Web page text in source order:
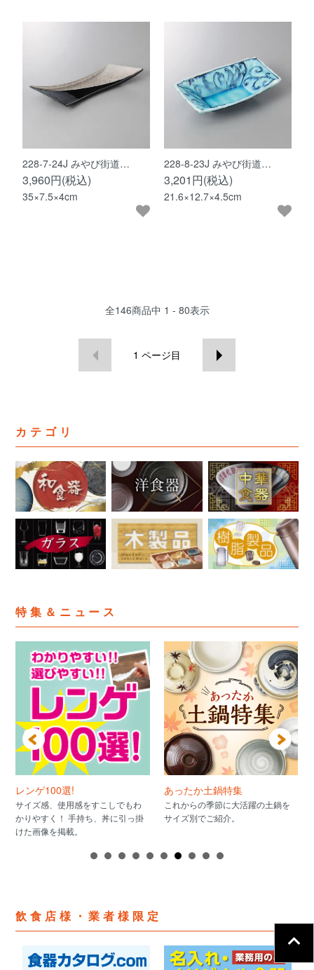
228-7-24J みやび街道…
3,960円(税込)
35×7.5×4cm
228-8-23J みやび街道…
3,201円(税込)
21.6×12.7×4.5cm
全146商品中 1 - 80表示
1 ページ目
カテゴリ
特集＆ニュース
レンゲ100選!
サイズ感、使用感をすこしでもわ
かりやすく！ 手持ち、丼に引っ掛
けた画像を掲載。
あったか土鍋特集
これからの季節に大活躍の土鍋を
サイズ別でご紹介。
飲食店様・業者様限定